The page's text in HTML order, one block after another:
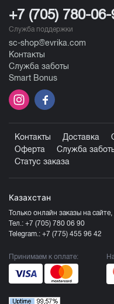
+7 (705) 780-
Служба поддержки
sc-shop@evrika.com
Контакты
Служба заботы
Smart Bonus
Контакты Доставка
Оферта
Служба
Статус заказа
Казахстан
Только онлайн заказы на
Тел.: +7 (705) 780 06 90
Telegram.: +7 (775) 455 96 42
Принимаем к оплате: